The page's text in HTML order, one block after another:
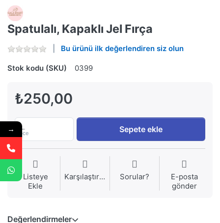
Spatulalı, Kapaklı Jel Fırça
Bu ürünü ilk değerlendiren siz olun
Stok kodu (SKU) 0399
₺250,00
Piece Sepete ekle
Listeye
Ekle
Karşılaştırma Sorular?
E-posta
gönder
Değerlendirmeler
→